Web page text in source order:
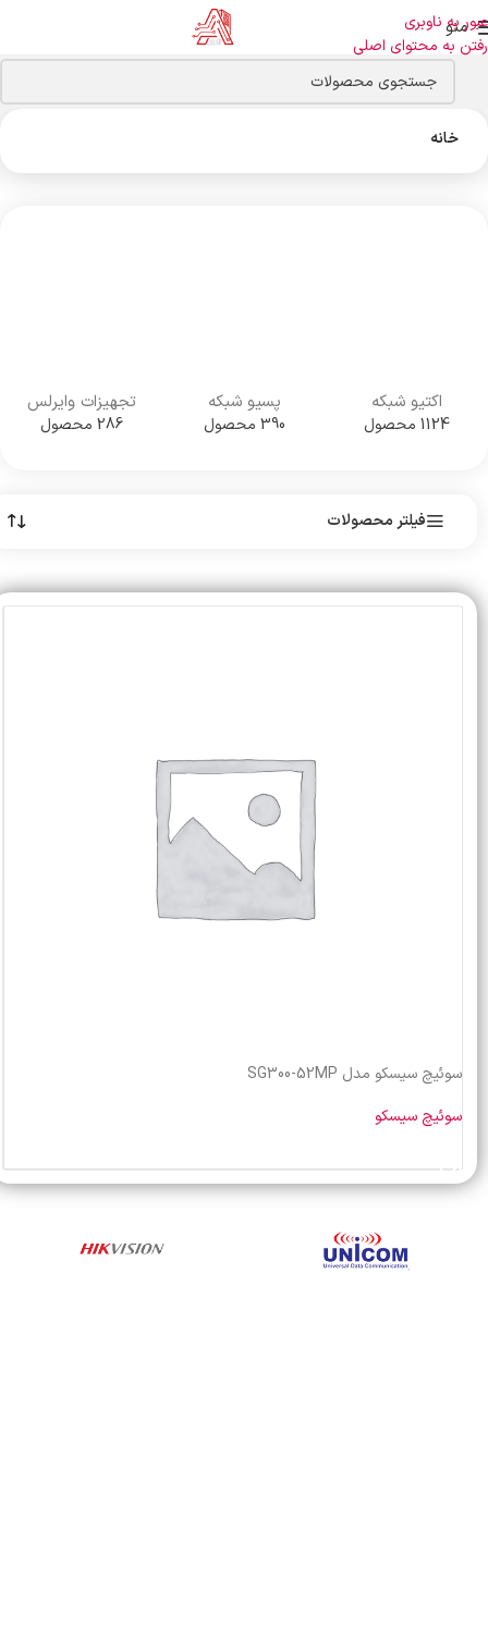
عبور به ناوبری
رفتن به محتوای اصلی
منو
خانه
اکتیو شبکه
1124 محصول
پسیو شبکه
390 محصول
تجهیزات وایرلس
286 محصول
فیلتر محصولات
سوئیچ سیسکو مدل SG300-52MP
سوئیچ سیسکو